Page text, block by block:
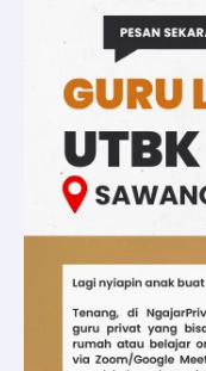
NgajarPrivat.com
Menyediakan
SNBT
quantity